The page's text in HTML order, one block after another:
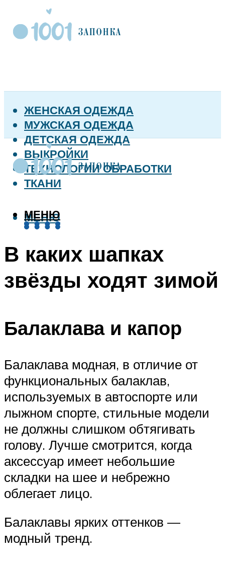
ЖЕНСКАЯ ОДЕЖДА
МУЖСКАЯ ОДЕЖДА
ДЕТСКАЯ ОДЕЖДА
ВЫКРОЙКИ
ТЕХНОЛОГИИ ОБРАБОТКИ
ТКАНИ
МЕНЮ
МЕНЮ
В каких шапках
звёзды ходят зимой
Балаклава и капор
Балаклава модная, в отличие от
функциональных балаклав,
используемых в автоспорте или
лыжном спорте, стильные модели
не должны слишком обтягивать
голову. Лучше смотрится, когда
аксессуар имеет небольшие
складки на шее и небрежно
облегает лицо.
Балаклавы ярких оттенков —
модный тренд.